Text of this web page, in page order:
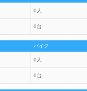
0人
0台
バイク
0人
0台